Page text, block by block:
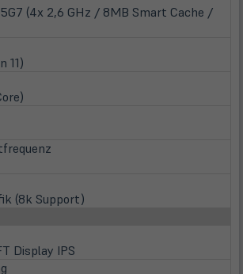
(4x 2,6 GHz / 8MB Smart Cache /
11)
(8k Support)
Display IPS